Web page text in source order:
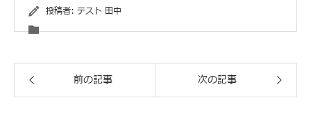
投稿者: テスト 田中
前の記事 次の記事